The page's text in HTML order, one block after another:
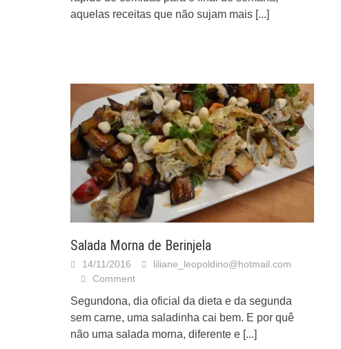
aquelas receitas que não sujam mais [...]
Salada Morna de Berinjela
14/11/2016
liliane_leopoldino@hotmail.com
Comment
Segundona, dia oficial da dieta e da segunda
sem carne, uma saladinha cai bem. E por quê
não uma salada morna, diferente e [...]